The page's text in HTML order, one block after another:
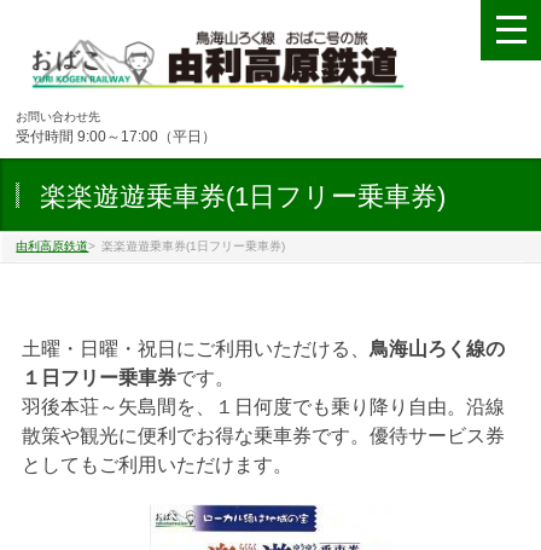
お問い合わせ先
受付時間 9:00～17:00（平日）
楽楽遊遊乗車券(1日フリー乗車券)
由利高原鉄道> 楽楽遊遊乗車券(1日フリー乗車券)
土曜・日曜・祝日にご利用いただける、鳥海山ろく線の
１日フリー乗車券です。
羽後本荘～矢島間を、１日何度でも乗り降り自由。沿線
散策や観光に便利でお得な乗車券です。優待サービス券
としてもご利用いただけます。